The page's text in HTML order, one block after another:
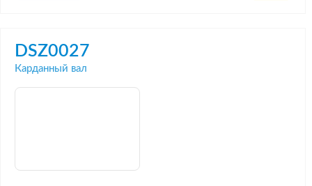
DSZ0027
Карданный вал